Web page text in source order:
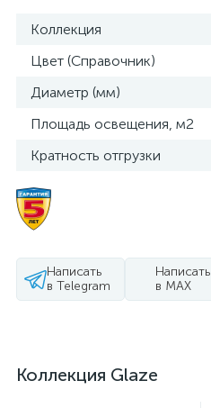
Коллекция
Цвет (Справочник)
Диаметр (мм)
Площадь освещения, м2
Кратность отгрузки
Написать
в Telegram
Написать
в MAX
Коллекция Glaze